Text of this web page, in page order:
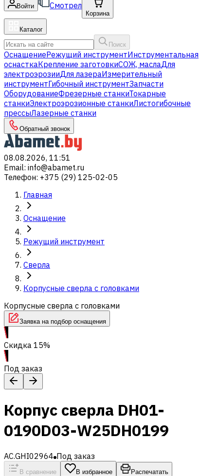
Войти Смотрел
Корзина
Каталог
Поиск
ОснащениеРежущий инструментИнструментальная
оснасткаКрепление заготовкиСОЖ, маслаДля
электроэрозииДля лазераИзмерительный
инструментГибочный инструментЗапчасти
ОборудованиеФрезерные станкиТокарные
станкиЭлектроэрозионные станкиЛистогибочные
прессыЛазерные станки
Обратный звонок
08.08.2026, 11:51
Email: info@abamet.ru
Телефон: +375 (29) 125-02-05
Главная
Оснащение
Режущий инструмент
Сверла
Корпусные сверла с головками
Корпусные сверла с головками
Заявка на подбор оснащения
Скидка 15%
Под заказ
Корпус сверла DH01-
0190D03-W25DH0199
AC.GHI02964 Под заказ
В сравнение В избранное Распечатать